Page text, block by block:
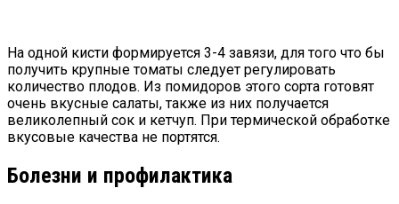
На одной кисти формируется 3-4 завязи, для того что бы
получить крупные томаты следует регулировать
количество плодов. Из помидоров этого сорта готовят
очень вкусные салаты, также из них получается
великолепный сок и кетчуп. При термической обработке
вкусовые качества не портятся.
Болезни и профилактика